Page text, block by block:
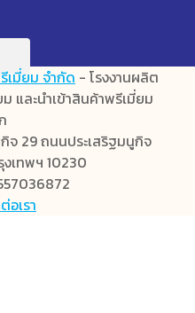
เมี่ยม จำกัด - โรงงานผลิต
และนำเข้าสินค้าพรีเมี่ยม
จ 29 ถนนประเสริฐมนูกิจ
เทพฯ 10230
อเรา